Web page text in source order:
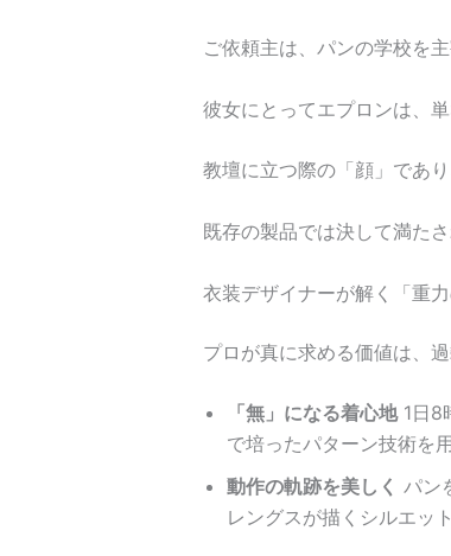
ご依頼主は、パンの学校を
彼女にとってエプロンは、
教壇に立つ際の「顔」であ
既存の製品では決して満た
衣装デザイナーが解く「重力
プロが真に求める価値は、
「無」になる着心地1日8
で培ったパターン技術を
動作の軌跡を美しく パン
レングスが描くシルエッ